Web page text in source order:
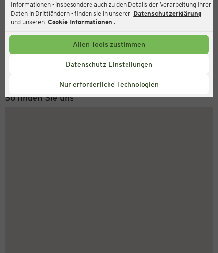
Informationen - insbesondere auch zu den Details der Verarbeitung Ihrer
Daten in Drittländern - finden sie in unserer Datenschutzerklärung
und unseren Cookie Informationen .
Allen Tools zustimmen
Datenschutz-Einstellungen
Nur erforderliche Technologien
Aktuell:
Geschlossen
Service Hotline
+43 (0) 1 2675 502
So finden Sie uns